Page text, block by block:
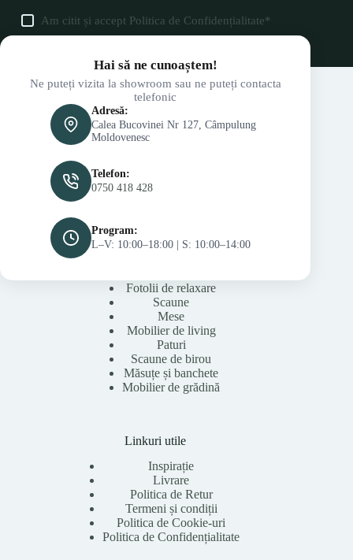
Am citit și accept Politica de Confidențialitate*
Hai să ne cunoaștem!
Ne puteți vizita la showroom sau ne puteți contacta
telefonic
Adresă:
Calea Bucovinei Nr 127, Câmpulung
Moldovenesc
Telefon:
0750 418 428
Program:
L–V: 10:00–18:00 | S: 10:00–14:00
Fotolii de relaxare
Scaune
Mese
Mobilier de living
Paturi
Scaune de birou
Măsuțe și banchete
Mobilier de grădină
Linkuri utile
Inspirație
Livrare
Politica de Retur
Termeni și condiții
Politica de Cookie-uri
Politica de Confidențialitate